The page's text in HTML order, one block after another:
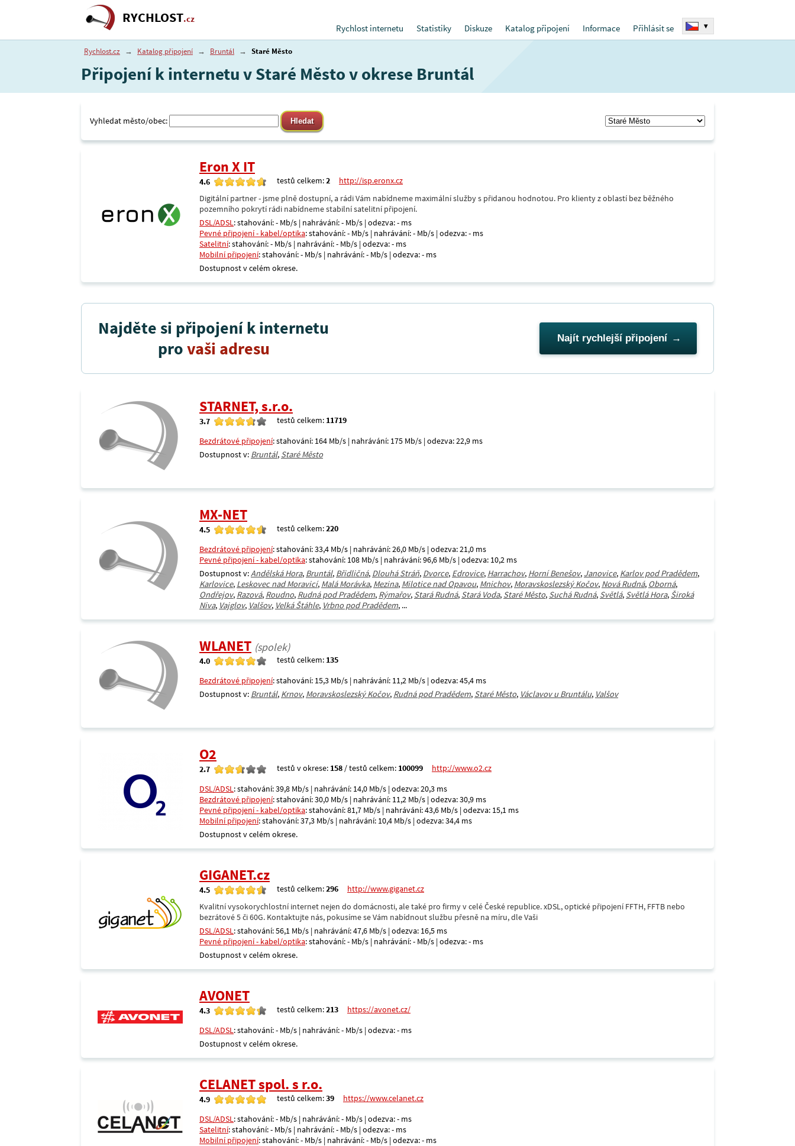
RYCHLOST.cz
Rychlost internetu
Statistiky Diskuze Katalog připojení Informace Přihlásit se ▾
Rychlost.cz → Katalog připojení → Bruntál → Staré Město
Připojení k internetu v Staré Město v okrese Bruntál
Vyhledat město/obec:
Eron X IT
4.6 testů celkem:2
http://isp.eronx.cz
Digitální partner - jsme plně dostupní, a rádi Vám nabídneme maximální služby s přidanou hodnotou. Pro klienty z oblastí bez běžného
pozemního pokrytí rádi nabídneme stabilní satelitní připojení.
DSL/ADSL: stahování: - Mb/s | nahrávání: - Mb/s | odezva: - ms
Pevné připojení - kabel/optika: stahování: - Mb/s | nahrávání: - Mb/s | odezva: - ms
Satelitní: stahování: - Mb/s | nahrávání: - Mb/s | odezva: - ms
Mobilní připojení: stahování: - Mb/s | nahrávání: - Mb/s | odezva: - ms
Dostupnost v celém okrese.
Najděte si připojení k internetu
provaši adresu Najít rychlejší připojení
STARNET, s.r.o.
3.7 testů celkem: 11719
Bezdrátové připojení: stahování: 164 Mb/s | nahrávání: 175 Mb/s | odezva: 22,9 ms
Dostupnost v: Bruntál, Staré Město
MX-NET
4.5 testů celkem:220
Bezdrátové připojení: stahování: 33,4 Mb/s | nahrávání: 26,0 Mb/s | odezva: 21,0 ms
Pevné připojení - kabel/optika: stahování: 108 Mb/s | nahrávání: 96,6 Mb/s | odezva: 10,2 ms
Dostupnost v:Andělská Hora, Bruntál, Břidličná, Dlouhá Stráň, Dvorce, Edrovice, Harrachov, Horní Benešov, Janovice, Karlov pod Pradědem,
Karlovice, Leskovec nad Moravicí, Malá Morávka, Mezina, Milotice nad Opavou, Mnichov, Moravskoslezský Kočov, Nová Rudná, Oborná,
Ondřejov, Razová, Roudno, Rudná pod Pradědem, Rýmařov, Stará Rudná, Stará Voda, Staré Město, Suchá Rudná, Světlá, Světlá Hora, Široká
Niva, Vajglov, Valšov, Velká Štáhle, Vrbno pod Pradědem, ...
WLANET (spolek)
4.0 testů celkem: 135
Bezdrátové připojení: stahování: 15,3 Mb/s | nahrávání: 11,2 Mb/s | odezva: 45,4 ms
Dostupnost v: Bruntál, Krnov, Moravskoslezský Kočov, Rudná pod Pradědem, Staré Město, Václavov u Bruntálu, Valšov
O2
2.7 testů v okrese: 158 / testů celkem: 100099
http://www.o2.cz
DSL/ADSL: stahování: 39,8 Mb/s | nahrávání: 14,0 Mb/s | odezva: 20,3 ms
Bezdrátové připojení: stahování: 30,0 Mb/s | nahrávání: 11,2 Mb/s | odezva: 30,9 ms
Pevné připojení - kabel/optika: stahování: 81,7 Mb/s | nahrávání: 43,6 Mb/s | odezva: 15,1 ms
Mobilní připojení: stahování: 37,3 Mb/s | nahrávání: 10,4 Mb/s | odezva: 34,4 ms
Dostupnost v celém okrese.
GIGANET.cz
4.5 testů celkem:296
http://www.giganet.cz
Kvalitní vysokorychlostní internet nejen do domácnosti, ale také pro firmy v celé České republice. xDSL, optické připojení FFTH, FFTB nebo
bezrátové 5 či 60G. Kontaktujte nás, pokusíme se Vám nabídnout službu přesně na míru, dle Vaši
DSL/ADSL: stahování: 56,1 Mb/s | nahrávání: 47,6 Mb/s | odezva: 16,5 ms
Pevné připojení - kabel/optika: stahování: - Mb/s | nahrávání: - Mb/s | odezva: - ms
Dostupnost v celém okrese.
AVONET
4.3 testů celkem:213
https://avonet.cz/
DSL/ADSL: stahování: - Mb/s | nahrávání: - Mb/s | odezva: - ms
Dostupnost v celém okrese.
CELANET spol. s r.o.
4.9 testů celkem:39
https://www.celanet.cz
DSL/ADSL: stahování: - Mb/s | nahrávání: - Mb/s | odezva: - ms
Satelitní: stahování: - Mb/s | nahrávání: - Mb/s | odezva: - ms
Mobilní připojení: stahování: - Mb/s | nahrávání: - Mb/s | odezva: - ms